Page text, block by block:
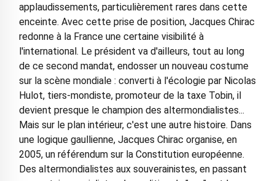
applaudissements, particulièrement rares dans cette
enceinte. Avec cette prise de position, Jacques Chirac
redonne à la France une certaine visibilité à
l'international. Le président va d'ailleurs, tout au long
de ce second mandat, endosser un nouveau costume
sur la scène mondiale : converti à l'écologie par Nicolas
Hulot, tiers-mondiste, promoteur de la taxe Tobin, il
devient presque le champion des altermondialistes...
Mais sur le plan intérieur, c'est une autre histoire. Dans
une logique gaullienne, Jacques Chirac organise, en
2005, un référendum sur la Constitution européenne.
Des altermondialistes aux souverainistes, en passant